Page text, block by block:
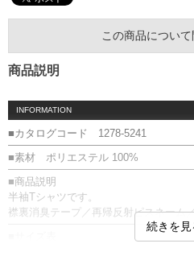
この商品につい
商品説明
INFORMATION
■カタログコード 1278-5241
■素材 ポリエステル 100%
■商品説明
半袖Tシャツです。
襟裏消臭テープ／再帰反射ピスネーム
続きを見